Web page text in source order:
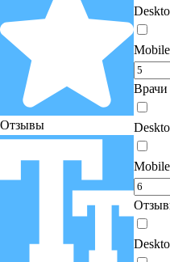
Отзывы
Mobile
Врачи
Mobile